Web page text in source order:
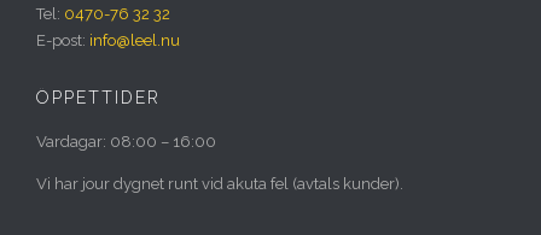
Tel: 0470-76 32 32
E-post: info@leel.nu
ÖPPETTIDER
Vardagar: 08:00 – 16:00
Vi har jour dygnet runt vid akuta fel (avtals kunder).